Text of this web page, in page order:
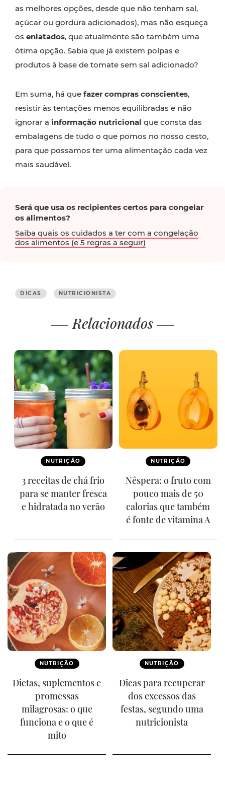
as melhores opções, desde que não tenham sal,
açúcar ou gordura adicionados), mas não esqueça
os enlatados, que atualmente são também uma
ótima opção. Sabia que já existem polpas e
produtos à base de tomate sem sal adicionado?
Em suma, há que fazer compras conscientes,
resistir às tentações menos equilibradas e não
ignorar a informação nutricional que consta das
embalagens de tudo o que pomos no nosso cesto,
para que possamos ter uma alimentação cada vez
mais saudável.
Será que usa os recipientes certos para congelar
os alimentos?
Saiba quais os cuidados a ter com a congelação
dos alimentos (e 5 regras a seguir)
DICAS NUTRICIONISTA
Relacionados
NUTRIÇÃO
3 receitas de chá frio
para se manter fresca
e hidratada no verão
NUTRIÇÃO
Nêspera: o fruto com
pouco mais de 50
calorias que também
é fonte de vitamina A
NUTRIÇÃO
Dietas, suplementos e
promessas
milagrosas: o que
funciona e o que é
mito
NUTRIÇÃO
Dicas para recuperar
dos excessos das
festas, segundo uma
nutricionista